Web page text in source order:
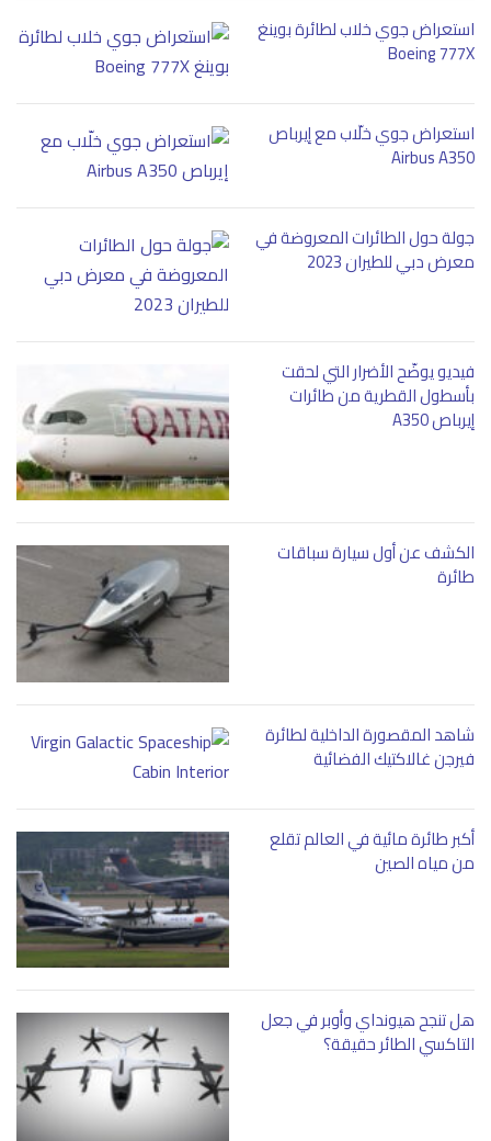
استعراض جوي خلاب لطائرة بوينغ
Boeing 777X
استعراض جوي خلّاب مع إيرباص
Airbus A350
جولة حول الطائرات المعروضة في
معرض دبي للطيران 2023
فيديو يوضّح الأضرار التي لحقت
بأسطول القطرية من طائرات
إيرباص A350
الكشف عن أول سيارة سباقات
طائرة
شاهد المقصورة الداخلية لطائرة
فيرجن غالاكتيك الفضائية
أكبر طائرة مائية في العالم تقلع
من مياه الصين
هل تنجح هيونداي وأوبر في جعل
التاكسي الطائر حقيقة؟